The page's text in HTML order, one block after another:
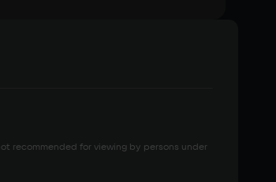
recommended for viewing by persons under